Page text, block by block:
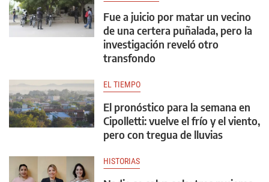
Fue a juicio por matar un vecino
de una certera puñalada, pero la
investigación reveló otro
transfondo
EL TIEMPO
El pronóstico para la semana en
Cipolletti: vuelve el frío y el viento,
pero con tregua de lluvias
HISTORIAS